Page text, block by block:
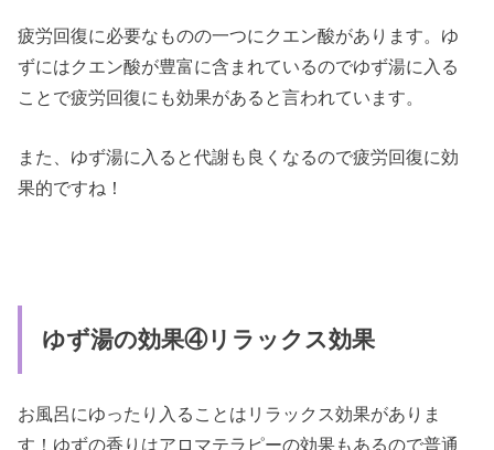
疲労回復に必要なものの一つにクエン酸があります。ゆ
ずにはクエン酸が豊富に含まれているのでゆず湯に入る
ことで疲労回復にも効果があると言われています。
また、ゆず湯に入ると代謝も良くなるので疲労回復に効
果的ですね！
ゆず湯の効果④リラックス効果
お風呂にゆったり入ることはリラックス効果がありま
す！ゆずの香りはアロマテラピーの効果もあるので普通